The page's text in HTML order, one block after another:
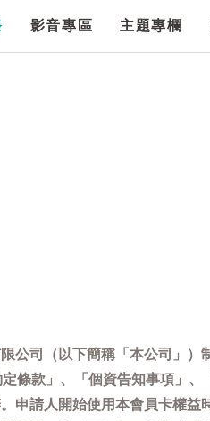
影音專區 主題專欄
公司（以下簡稱「本公司」
條款」、「個資告知事項」
申請人開始使用本會員卡權益